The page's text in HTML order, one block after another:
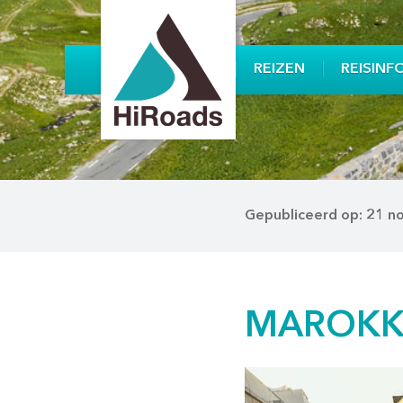
REIZEN
Gepubliceerd op: 21